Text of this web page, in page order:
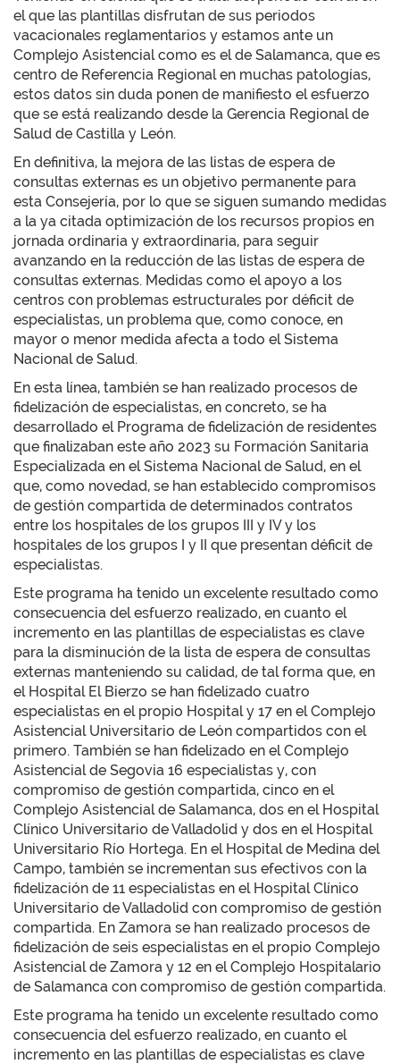
el que las plantillas disfrutan de sus periodos
vacacionales reglamentarios y estamos ante un
Complejo Asistencial como es el de Salamanca, que es
centro de Referencia Regional en muchas patologías,
estos datos sin duda ponen de manifiesto el esfuerzo
que se está realizando desde la Gerencia Regional de
Salud de Castilla y León.
En definitiva, la mejora de las listas de espera de
consultas externas es un objetivo permanente para
esta Consejería, por lo que se siguen sumando medidas
a la ya citada optimización de los recursos propios en
jornada ordinaria y extraordinaria, para seguir
avanzando en la reducción de las listas de espera de
consultas externas. Medidas como el apoyo a los
centros con problemas estructurales por déficit de
especialistas, un problema que, como conoce, en
mayor o menor medida afecta a todo el Sistema
Nacional de Salud.
En esta línea, también se han realizado procesos de
fidelización de especialistas, en concreto, se ha
desarrollado el Programa de fidelización de residentes
que finalizaban este año 2023 su Formación Sanitaria
Especializada en el Sistema Nacional de Salud, en el
que, como novedad, se han establecido compromisos
de gestión compartida de determinados contratos
entre los hospitales de los grupos III y IV y los
hospitales de los grupos I y II que presentan déficit de
especialistas.
Este programa ha tenido un excelente resultado como
consecuencia del esfuerzo realizado, en cuanto el
incremento en las plantillas de especialistas es clave
para la disminución de la lista de espera de consultas
externas manteniendo su calidad, de tal forma que, en
el Hospital El Bierzo se han fidelizado cuatro
especialistas en el propio Hospital y 17 en el Complejo
Asistencial Universitario de León compartidos con el
primero. También se han fidelizado en el Complejo
Asistencial de Segovia 16 especialistas y, con
compromiso de gestión compartida, cinco en el
Complejo Asistencial de Salamanca, dos en el Hospital
Clínico Universitario de Valladolid y dos en el Hospital
Universitario Río Hortega. En el Hospital de Medina del
Campo, también se incrementan sus efectivos con la
fidelización de 11 especialistas en el Hospital Clínico
Universitario de Valladolid con compromiso de gestión
compartida. En Zamora se han realizado procesos de
fidelización de seis especialistas en el propio Complejo
Asistencial de Zamora y 12 en el Complejo Hospitalario
de Salamanca con compromiso de gestión compartida.
Este programa ha tenido un excelente resultado como
consecuencia del esfuerzo realizado, en cuanto el
incremento en las plantillas de especialistas es clave